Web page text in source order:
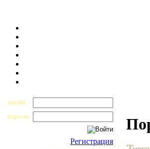
логин
пароль
Регистрация